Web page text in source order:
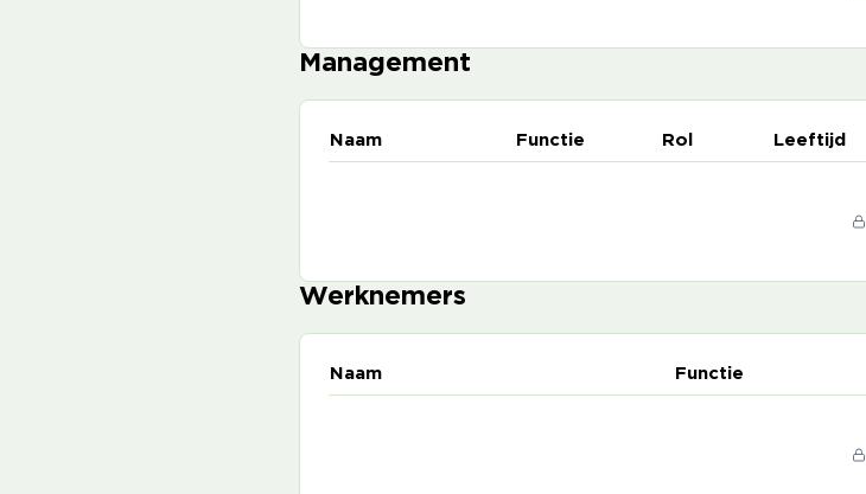
Management
Naam Functie Rol Leeftijd
Werknemers
Naam Functie